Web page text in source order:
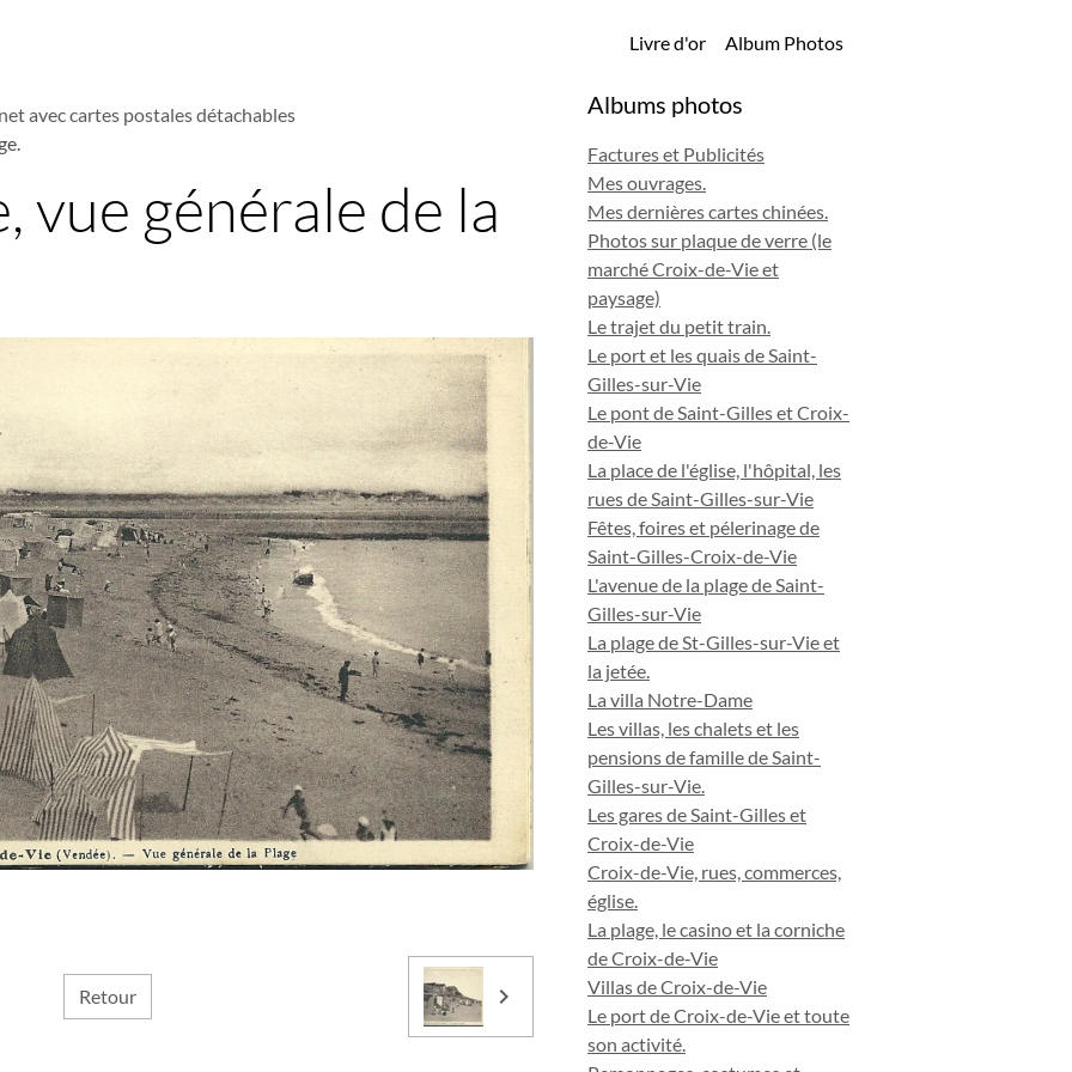
Livre d'or Album Photos
avec cartes postales détachables
vue générale de la
Retour
Albums photos
Factures et Publicités
Mes ouvrages.
Mes dernières cartes chinées.
Photos sur plaque de verre (le
marché Croix-de-Vie et
paysage)
Le trajet du petit train.
Le port et les quais de Saint-
Gilles-sur-Vie
Le pont de Saint-Gilles et Croix-
de-Vie
La place de l'église, l'hôpital, les
rues de Saint-Gilles-sur-Vie
Fêtes, foires et pélerinage de
Saint-Gilles-Croix-de-Vie
L'avenue de la plage de Saint-
Gilles-sur-Vie
La plage de St-Gilles-sur-Vie et
la jetée.
La villa Notre-Dame
Les villas, les chalets et les
pensions de famille de Saint-
Gilles-sur-Vie.
Les gares de Saint-Gilles et
Croix-de-Vie
Croix-de-Vie, rues, commerces,
église.
La plage, le casino et la corniche
de Croix-de-Vie
Villas de Croix-de-Vie
Le port de Croix-de-Vie et toute
son activité.